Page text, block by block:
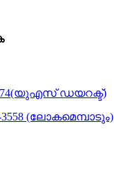
6974(യുഎസ് ഡയറക്ട്)
3558 (ലോകമെമ്പാടും)